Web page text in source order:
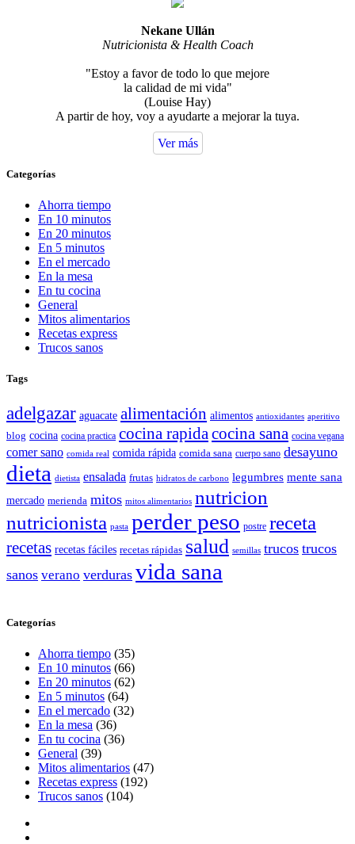
Nekane Ullán
Nutricionista & Health Coach
"Estoy a favor de todo lo que mejore
la calidad de mi vida"
(Louise Hay)
A partir de hoy, voy a ayudarte a mejorar la tuya.
Ver más
Categorías
Ahorra tiempo
En 10 minutos
En 20 minutos
En 5 minutos
En el mercado
En la mesa
En tu cocina
General
Mitos alimentarios
Recetas express
Trucos sanos
Tags
adelgazar aguacate alimentación alimentos antioxidantes aperitivo
blog cocina cocina practica cocina rapida cocina sana cocina vegana
comer sano comida real comida rápida comida sana cuerpo sano desayuno
dieta dietista ensalada frutas hidratos de carbono legumbres mente sana
mercado merienda mitos mitos alimentarios nutricion
nutricionista pasta perder peso postre receta
recetas recetas fáciles recetas rápidas salud semillas trucos trucos
sanos verano verduras vida sana
Categorías
Ahorra tiempo (35)
En 10 minutos (66)
En 20 minutos (62)
En 5 minutos (64)
En el mercado (32)
En la mesa (36)
En tu cocina (36)
General (39)
Mitos alimentarios (47)
Recetas express (192)
Trucos sanos (104)